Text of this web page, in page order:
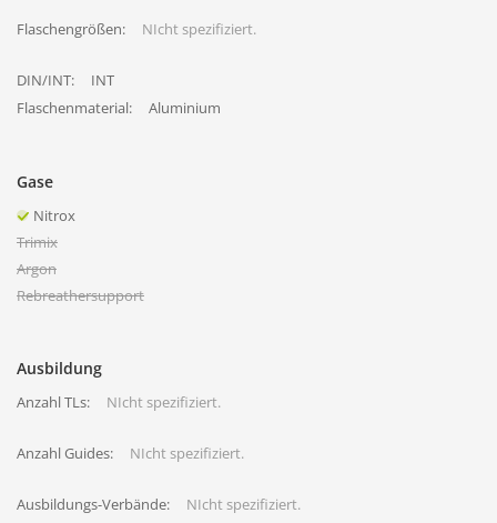
Flaschengrößen: NIcht spezifiziert.
DIN/INT:
INT
Flaschenmaterial:
Aluminium
Gase
Nitrox
Trimix
Argon
Rebreathersupport
Ausbildung
Anzahl TLs: NIcht spezifiziert.
Anzahl Guides: NIcht spezifiziert.
Ausbildungs-Verbände: NIcht spezifiziert.